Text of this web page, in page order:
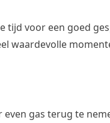
tijd voor een goed
waardevolle
gas terug te